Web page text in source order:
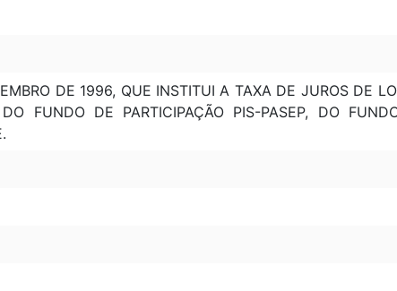
DE 1996, QUE INSTITUI A TAXA DE JUROS DE
FUNDO DE PARTICIPAÇÃO PIS-PASEP, DO